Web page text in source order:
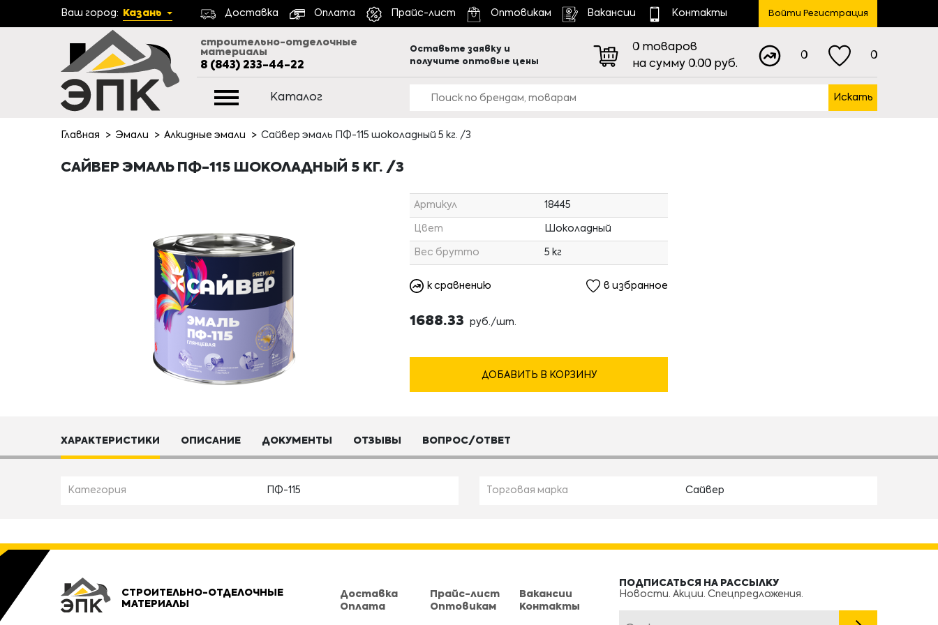
Ваш город: Казань Доставка Оплата Прайс-лист Оптовикам Вакансии Контакты Войти Регистрация
строительно-отделочные
материалы
8 (843) 233-44-22
Оставьте заявку и
получите оптовые цены
0 товаров
на сумму 0.00 руб.
0 0
Каталог Искать
Главная Эмали Алкидные эмали Сайвер эмаль ПФ-115 шоколадный 5 кг. /3
САЙВЕР ЭМАЛЬ ПФ-115 ШОКОЛАДНЫЙ 5 КГ. /3
Артикул 18445
Цвет Шоколадный
Вес брутто 5 кг
к сравнению в избранное
1688.33 руб./шт.
ДОБАВИТЬ В КОРЗИНУ
ХАРАКТЕРИСТИКИ ОПИСАНИЕ ДОКУМЕНТЫ ОТЗЫВЫ ВОПРОС/ОТВЕТ
Категория ПФ-115 Торговая марка Сайвер
СТРОИТЕЛЬНО-ОТДЕЛОЧНЫЕ
МАТЕРИАЛЫ
Доставка
Оплата
Прайс-лист
Оптовикам
Вакансии
Контакты
ПОДПИСАТЬСЯ НА РАССЫЛКУ
Новости. Акции. Спецпредложения.